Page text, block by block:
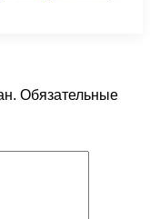
Обязательные